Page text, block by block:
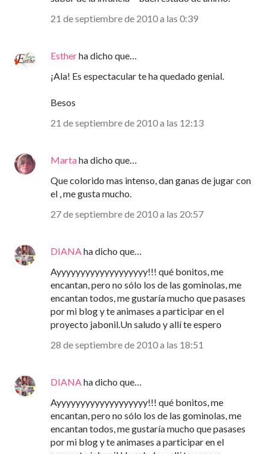
21 de septiembre de 2010 a las 0:39
Estherha dicho que…
¡Ala! Es espectacular te ha quedado genial.
Besos
21 de septiembre de 2010 a las 12:13
Martaha dicho que…
Que colorido mas intenso, dan ganas de jugar con
el , me gusta mucho.
27 de septiembre de 2010 a las 20:57
DIANAha dicho que…
Ayyyyyyyyyyyyyyyyyyy!!! qué bonitos, me
encantan, pero no sólo los de las gominolas, me
encantan todos, me gustaría mucho que pasases
por mi blog y te animases a participar en el
proyecto jabonil.Un saludo y allí te espero
28 de septiembre de 2010 a las 18:51
DIANAha dicho que…
Ayyyyyyyyyyyyyyyyyyy!!! qué bonitos, me
encantan, pero no sólo los de las gominolas, me
encantan todos, me gustaría mucho que pasases
por mi blog y te animases a participar en el